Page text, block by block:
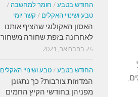
החודש בטבע / חומר למחשבה /
טבע ושינויי האקלים / קשר יומי
האסון האקולוגי שהציף אותנו
לאחרונה בזפת שחורה משחור
24 בפברואר, 2021
החודש בטבע / טבע ושינויי האקלים
המדוזות צורבות? כך נתגונן
מפניהן בחודשי הקיץ החמים